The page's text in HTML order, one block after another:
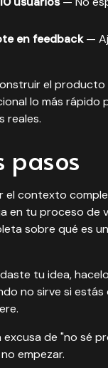
en feedback—
el producto
lo más rápido
reales.
pasos
el contexto
en tu proceso de
sobrequé es
tu idea,
no sirve si
de "no sé
empezar.